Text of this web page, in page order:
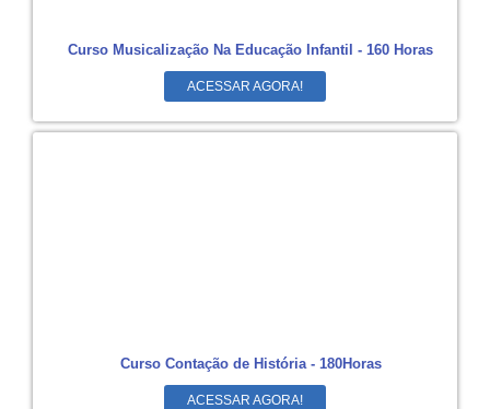
Curso Musicalização Na Educação Infantil - 160 Horas
ACESSAR AGORA!
Curso Contação de História - 180Horas
ACESSAR AGORA!